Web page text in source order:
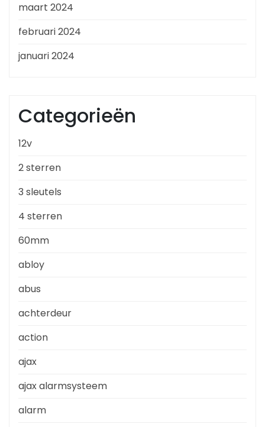
maart 2024
februari 2024
januari 2024
Categorieën
12v
2 sterren
3 sleutels
4 sterren
60mm
abloy
abus
achterdeur
action
ajax
ajax alarmsysteem
alarm